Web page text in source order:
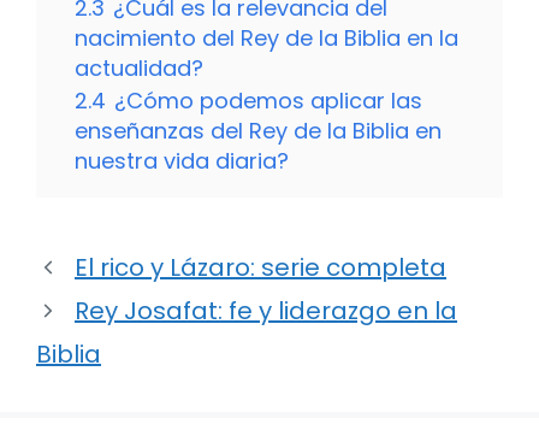
2.3 ¿Cuál es la relevancia del
nacimiento del Rey de la Biblia en la
actualidad?
2.4 ¿Cómo podemos aplicar las
enseñanzas del Rey de la Biblia en
nuestra vida diaria?
El rico y Lázaro: serie completa
Rey Josafat: fe y liderazgo en la
Biblia